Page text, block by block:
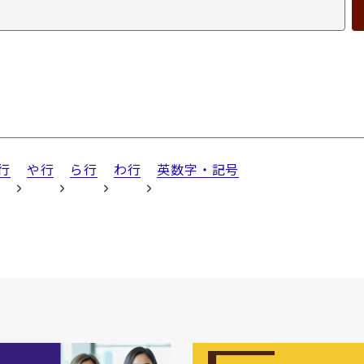
や行 ら行 わ行 英数字・記号